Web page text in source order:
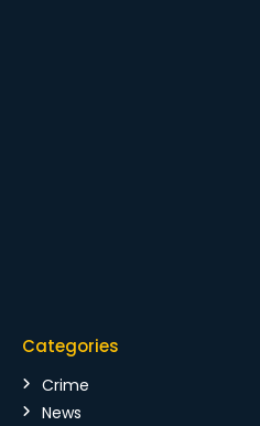
Categories
Crime
News